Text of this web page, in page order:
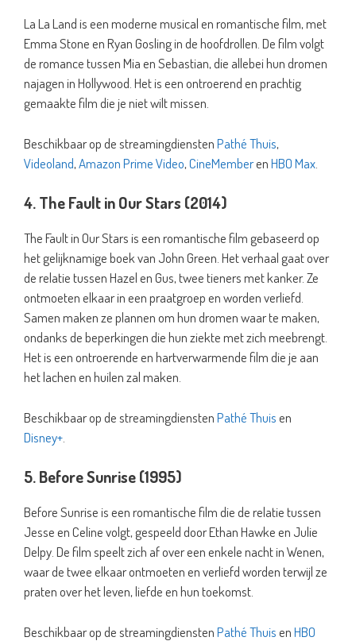
La La Land is een moderne musical en romantische film, met
Emma Stone en Ryan Gosling in de hoofdrollen. De film volgt
de romance tussen Mia en Sebastian, die allebei hun dromen
najagen in Hollywood. Het is een ontroerend en prachtig
gemaakte film die je niet wilt missen.
Beschikbaar op de streamingdienstenPathé Thuis,
Videoland,Amazon Prime Video,CineMemberenHBO Max
4. The Fault in Our Stars (2014)
The Fault in Our Stars is een romantische film gebaseerd op
het gelijknamige boek van John Green. Het verhaal gaat over
de relatie tussen Hazel en Gus, twee tieners met kanker. Ze
ontmoeten elkaar in een praatgroep en worden verliefd.
Samen maken ze plannen om hun dromen waar te maken,
ondanks de beperkingen die hun ziekte met zich meebrengt.
Het is een ontroerende en hartverwarmende film die je aan
het lachen en huilen zal maken.
Beschikbaar op de streamingdienstenPathé Thuisen
Disney+
5. Before Sunrise (1995)
Before Sunrise is een romantische film die de relatie tussen
Jesse en Celine volgt, gespeeld door Ethan Hawke en Julie
Delpy. De film speelt zich af over een enkele nacht in Wenen,
waar de twee elkaar ontmoeten en verliefd worden terwijl ze
praten over het leven, liefde en hun toekomst.
Beschikbaar op de streamingdienstenPathé ThuisenHBO